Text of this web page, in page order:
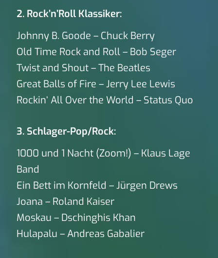
2. Rock’n’Roll Klassiker:
Johnny B. Goode – Chuck Berry
Old Time Rock and Roll – Bob Seger
Twist and Shout – The Beatles
Great Balls of Fire – Jerry Lee Lewis
Rockin‘ All Over the World – Status Quo
3. Schlager-Pop/Rock:
1000 und 1 Nacht (Zoom!) – Klaus Lage
Band
Ein Bett im Kornfeld – Jürgen Drews
Joana – Roland Kaiser
Moskau – Dschinghis Khan
Hulapalu – Andreas Gabalier